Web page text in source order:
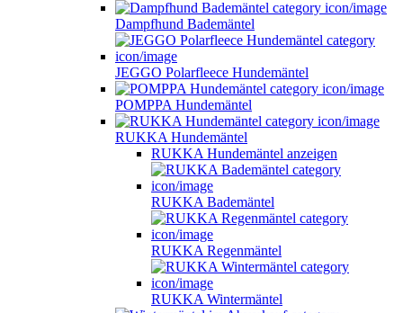
Dampfhund Bademäntel
JEGGO Polarfleece Hundemäntel
POMPPA Hundemäntel
RUKKA Hundemäntel
RUKKA Hundemäntel anzeigen
RUKKA Bademäntel
RUKKA Regenmäntel
RUKKA Wintermäntel